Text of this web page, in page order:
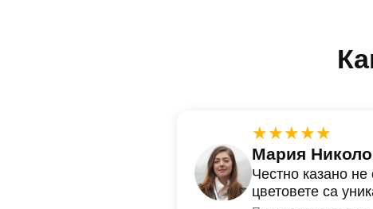
★★★★★
Мария
Честно казано
цветовете са